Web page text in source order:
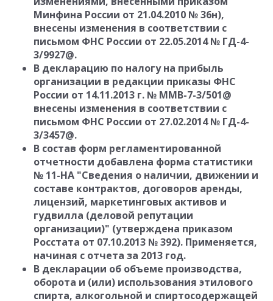
Минфина России от 21.04.2010 № 36н),
внесены изменения в соответствии с
письмом ФНС России от 22.05.2014 № ГД-4-
3/9927@.
В декларацию по налогу на прибыль
организации в редакции приказы ФНС
России от 14.11.2013 г. № ММВ-7-3/501@
внесены изменения в соответствии с
письмом ФНС России от 27.02.2014 № ГД-4-
3/3457@.
В состав форм регламентированной
отчетности добавлена форма статистики
№ 11-НА "Сведения о наличии, движении и
составе контрактов, договоров аренды,
лицензий, маркетинговых активов и
гудвилла (деловой репутации
организации)" (утверждена приказом
Росстата от 07.10.2013 № 392). Применяется,
начиная с отчета за 2013 год.
В декларации об объеме производства,
оборота и (или) использования этилового
спирта, алкогольной и спиртосодержащей